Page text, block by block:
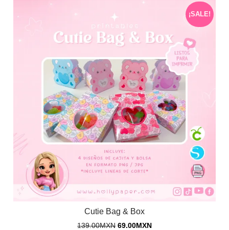
¡SALE!
Cutie Bag & Box
139.00MXN 69.00MXN